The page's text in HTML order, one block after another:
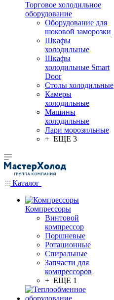
Торговое холодильное
оборудование
Оборудование для
шоковой заморозки
Шкафы
холодильные
Шкафы
холодильные Smart
Door
Столы холодильные
Камеры
холодильные
Машины
холодильные
Лари морозильные
+ ЕЩЕ 3
Каталог
Компрессоры
Винтовой
компрессор
Поршневые
Ротационные
Спиральные
Запчасти для
компрессоров
+ ЕЩЕ 1